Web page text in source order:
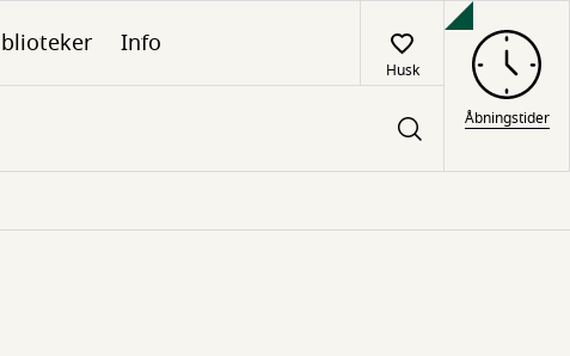
Info
Husk
Åbningstider